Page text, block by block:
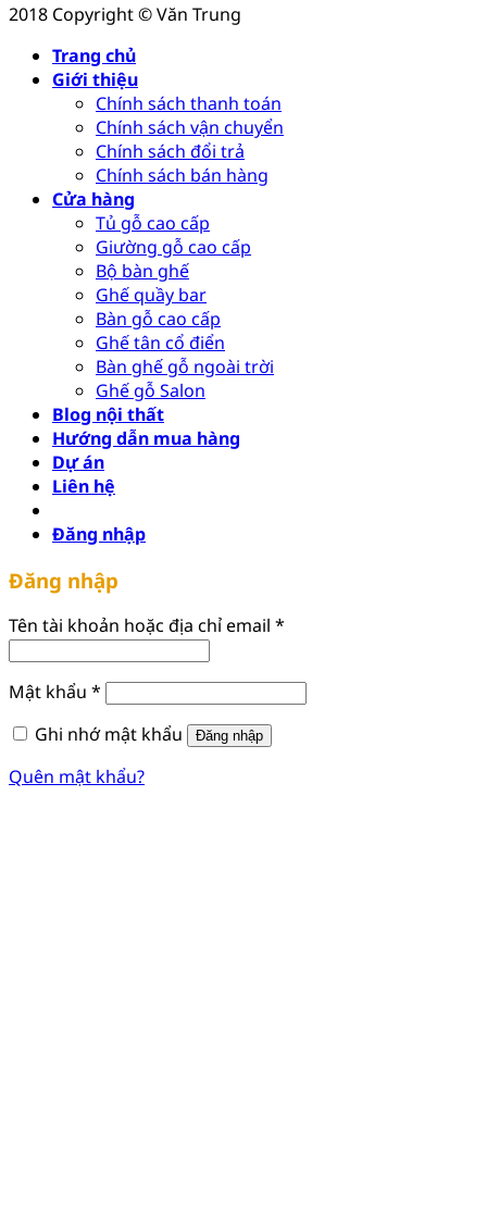
2018 Copyright © Văn Trung
Trang chủ
Giới thiệu
Chính sách thanh toán
Chính sách vận chuyển
Chính sách đổi trả
Chính sách bán hàng
Cửa hàng
Tủ gỗ cao cấp
Giường gỗ cao cấp
Bộ bàn ghế
Ghế quầy bar
Bàn gỗ cao cấp
Ghế tân cổ điển
Bàn ghế gỗ ngoài trời
Ghế gỗ Salon
Blog nội thất
Hướng dẫn mua hàng
Dự án
Liên hệ
Đăng nhập
Đăng nhập
Tên tài khoản hoặc địa chỉ email *
Mật khẩu * Bắt
Ghi nhớ mật khẩu
Đăng nhập
Quên mật khẩu?